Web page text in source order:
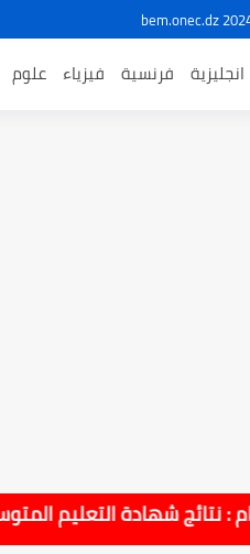
bem.onec.dz
انجليزية فرنسية فيزياء علوم
المتوسط 2026 يوم الاحد 14 جوان بداية من الساعة 10:00 صباحا2026